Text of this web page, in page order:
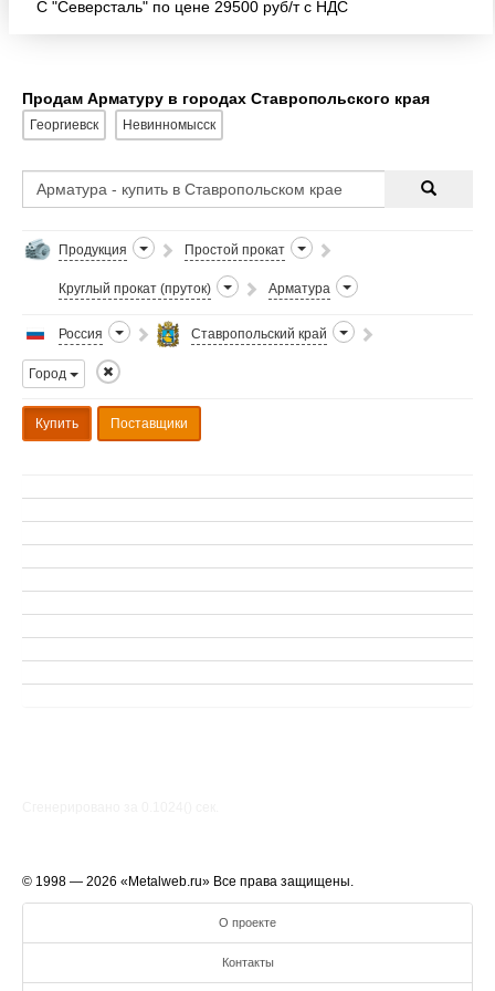
С "Северсталь" по цене 29500 руб/т с НДС
Продам Арматуру в городах Ставропольского края
Георгиевск Невинномысск
Продукция Простой прокат
Круглый прокат (пруток) Арматура
Россия Ставропольский край
Город
Купить Поставщики
© 1998 — 2026 «Metalweb.ru» Все права защищены.
О проекте
Контакты